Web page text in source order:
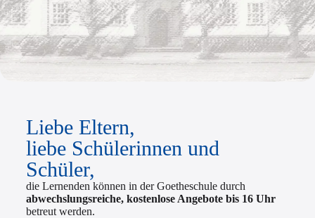
Liebe Eltern,
liebe Schülerinnen und
Schüler,
die Lernenden können in der Goetheschule durch
abwechslungsreiche, kostenlose Angebote bis 16 Uhr
betreut werden.